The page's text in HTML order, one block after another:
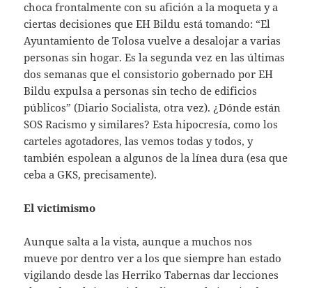
choca frontalmente con su afición a la moqueta y a
ciertas decisiones que EH Bildu está tomando: “El
Ayuntamiento de Tolosa vuelve a desalojar a varias
personas sin hogar. Es la segunda vez en las últimas
dos semanas que el consistorio gobernado por EH
Bildu expulsa a personas sin techo de edificios
públicos” (Diario Socialista, otra vez). ¿Dónde están
SOS Racismo y similares? Esta hipocresía, como los
carteles agotadores, las vemos todas y todos, y
también espolean a algunos de la línea dura (esa que
ceba a GKS, precisamente).
El victimismo
Aunque salta a la vista, aunque a muchos nos
mueve por dentro ver a los que siempre han estado
vigilando desde las Herriko Tabernas dar lecciones